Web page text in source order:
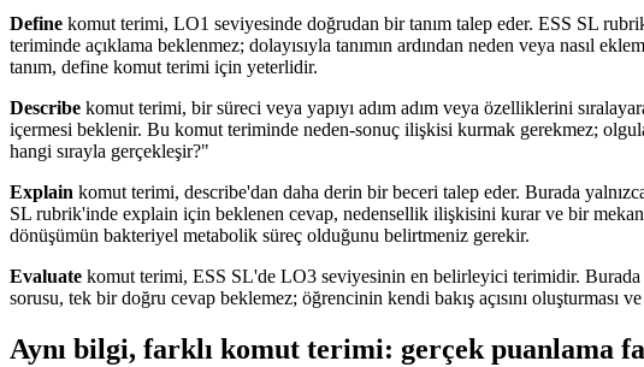
Define komut terimi, LO1 seviyesinde doğrudan bir tanım talep eder. ESS SL
teriminde açıklama beklenmez; dolayısıyla tanımın ardından neden veya nasıl
tanım, define komut terimi için yeterlidir.
Describe komut terimi, bir süreci veya yapıyı adım adım veya özelliklerini
içermesi beklenir. Bu komut teriminde neden-sonuç ilişkisi kurmak gerekmez;
hangi sırayla gerçekleşir?"
Explain komut terimi, describe'dan daha derin bir beceri talep eder. Burada
SL rubrik'inde explain için beklenen cevap, nedensellik ilişkisini kurar ve bir
dönüşümün bakteriyel metabolik süreç olduğunu belirtmeniz gerekir.
Evaluate komut terimi, ESS SL'de LO3 seviyesinin en belirleyici terimidir. Burada
sorusu, tek bir doğru cevap beklemez; öğrencinin kendi bakış açısını oluşturması
Aynı bilgi, farklı komut terimi: gerçek puanlama